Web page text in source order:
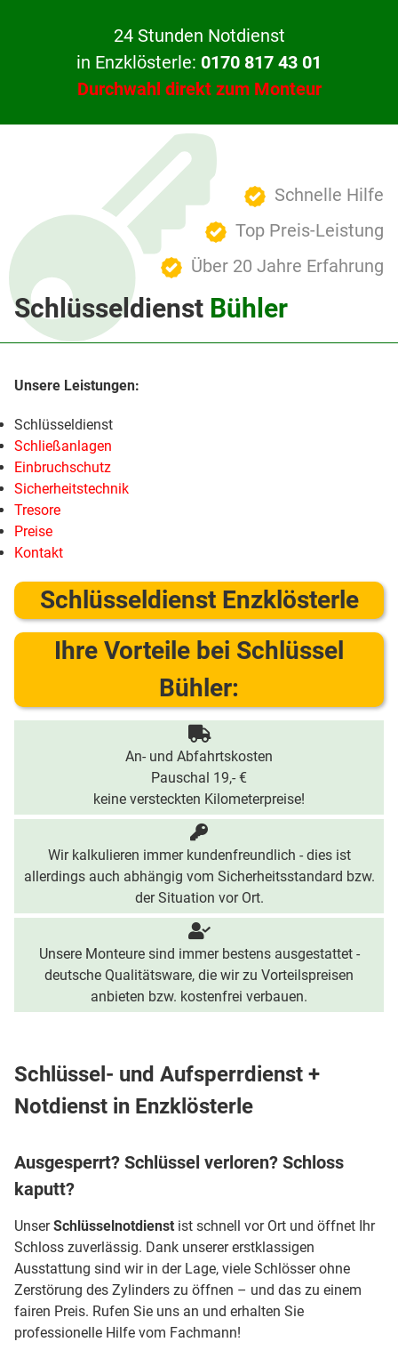
24 Stunden Notdienst
in Enzklösterle: 0170 817 43 01
Durchwahl direkt zum Monteur
Schnelle Hilfe
Top Preis-Leistung
Über 20 Jahre Erfahrung
Schlüsseldienst Bühler
Schlüsseldienst
Schließanlagen
Einbruchschutz
Sicherheitstechnik
Tresore
Preise
Kontakt
Schlüsseldienst Enzklösterle
Ihre Vorteile bei Schlüssel
Bühler:
An- und Abfahrtskosten
Pauschal 19,- €
keine versteckten Kilometerpreise!
Wir kalkulieren immer kundenfreundlich - dies ist
allerdings auch abhängig vom Sicherheitsstandard bzw.
der Situation vor Ort.
Unsere Monteure sind immer bestens ausgestattet -
deutsche Qualitätsware, die wir zu Vorteilspreisen
anbieten bzw. kostenfrei verbauen.
Schlüssel- und Aufsperrdienst +
Notdienst in Enzklösterle
Ausgesperrt? Schlüssel verloren? Schloss
kaputt?
UnserSchlüsselnotdienst ist schnell vor Ort und öffnet Ihr
Schloss zuverlässig. Dank unserer erstklassigen
Ausstattung sind wir in der Lage, viele Schlösser ohne
Zerstörung des Zylinders zu öffnen – und das zu einem
fairen Preis. Rufen Sie uns an und erhalten Sie
professionelle Hilfe vom Fachmann!